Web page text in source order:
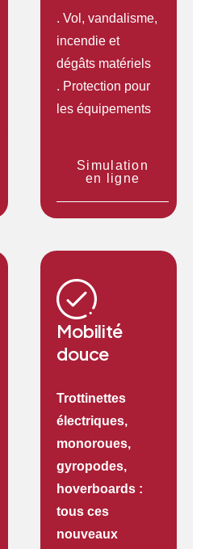
. Vol, vandalisme,
incendie et
dégâts matériels
. Protection pour
les équipements
Simulation
en ligne
Mobilité
douce
Trottinettes
électriques,
monoroues,
gyropodes,
hoverboards :
tous ces
nouveaux